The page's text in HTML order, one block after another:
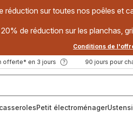
réduction sur toutes nos poêles et
de réduction sur les planchas,
Conditions de
offerte* en 3 jours 90 jours pour
Petit électroménager